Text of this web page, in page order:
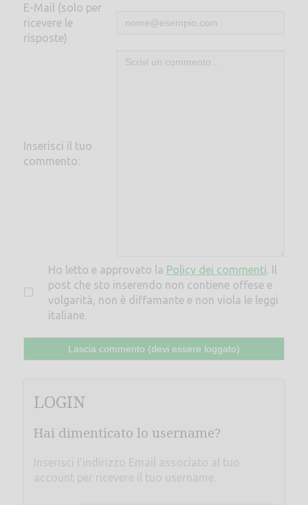
E-Mail (solo per
ricevere le
risposte)
Inserisci il tuo
commento:
Ho letto e approvato la Policy dei commenti. Il
post che sto inserendo non contiene offese e
volgarità, non è diffamante e non viola le leggi
italiane.
LOGIN
Hai dimenticato lo username?
Inserisci l'indirizzo Email associato al tuo
account per ricevere il tuo username.